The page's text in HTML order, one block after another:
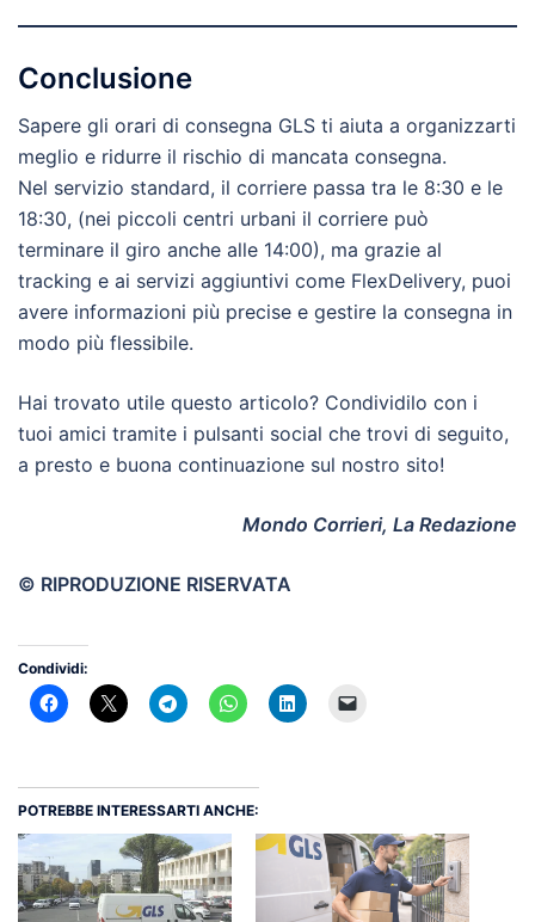
Conclusione
Sapere gli orari di consegna GLS ti aiuta a organizzarti
meglio e ridurre il rischio di mancata consegna.
Nel servizio standard, il corriere passa tra le 8:30 e le
18:30, (nei piccoli centri urbani il corriere può
terminare il giro anche alle 14:00), ma grazie al
tracking e ai servizi aggiuntivi come FlexDelivery, puoi
avere informazioni più precise e gestire la consegna in
modo più flessibile.
Hai trovato utile questo articolo? Condividilo con i
tuoi amici tramite i pulsanti social che trovi di seguito,
a presto e buona continuazione sul nostro sito!
Mondo Corrieri, La Redazione
© RIPRODUZIONE RISERVATA
Condividi:
POTREBBE INTERESSARTI ANCHE: